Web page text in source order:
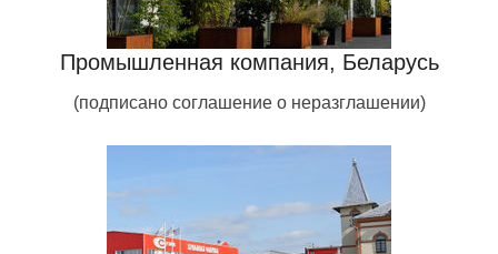
Промышленная компания, Беларусь
(подписано соглашение о неразглашении)